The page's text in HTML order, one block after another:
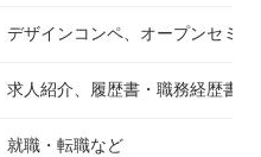
デザインコンペ、オープンセミナ
求人紹介、履歴書・職務経歴書
就職・転職など